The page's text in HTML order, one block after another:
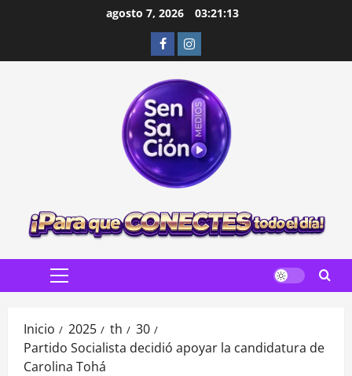
agosto 7, 2026 03:21:15
FacebookInstagram
Menú
Inicio 2025 th
30
Partido Socialista decidió apoyar la candidatura de
Carolina Tohá